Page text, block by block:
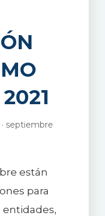
septiembre
están
para
entidades,